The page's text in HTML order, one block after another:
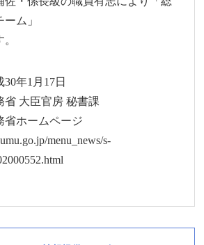
ム」
年1月17日
大臣官房 秘書課
ホームページ
menu_news/s-